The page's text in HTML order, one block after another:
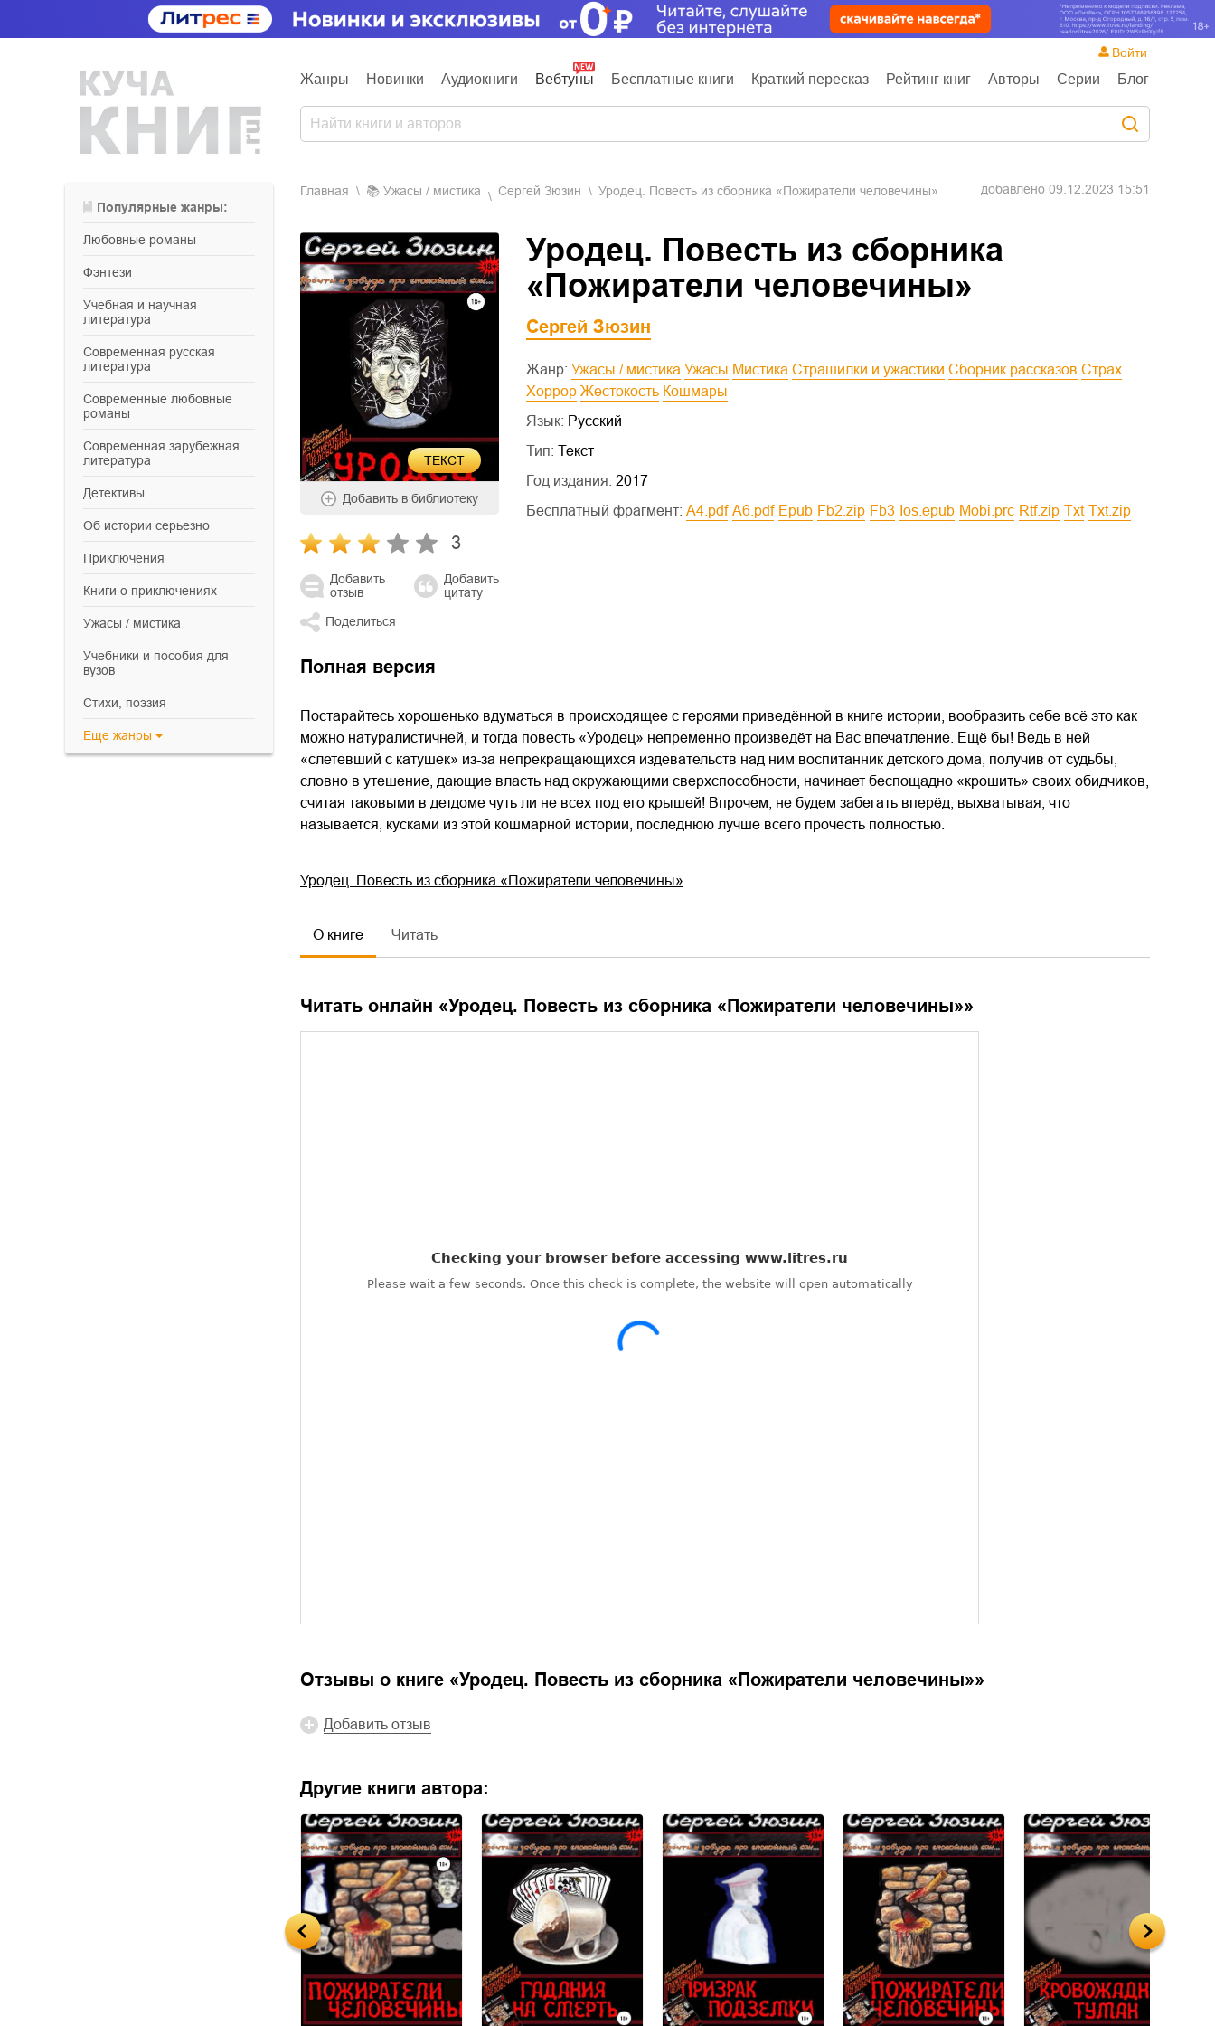
Жанры Новинки Аудиокниги Вебтуны Бесплатные книги Краткий пересказ Рейтинг книг Авторы Серии Блог
Войти
Популярные жанры:
любовные романы
фэнтези
учебная и научная
литература
современная русская
литература
современные любовные
романы
современная зарубежная
литература
детективы
об истории серьезно
приключения
книги о приключениях
ужасы / мистика
учебники и пособия для
вузов
cтихи, поэзия
Еще жанры
Главная 📚 ужасы / мистика Сергей Зюзин Уродец. Повесть из сборника «Пожиратели человечины» добавлено 09.12.2023 15:51
ТЕКСТ
Добавить в библиотеку
3
Добавить
отзыв
Добавить
цитату
Поделиться
Уродец. Повесть из сборника
«Пожиратели человечины»
Сергей Зюзин
Жанр: Ужасы / мистика Ужасы Мистика Страшилки и ужастики Сборник рассказов
Страх
Хоррор
Жестокость
Кошмары
Язык: Русский
Тип: Текст
Год издания: 2017
Бесплатный фрагмент:
a4.pdf a6.pdf epub fb2.zip fb3 ios.epub mobi.prc rtf.zip txt txt.zip
Полная версия
Постарайтесь хорошенько вдуматься в происходящее с героями приведённой в книге истории, вообразить себе всё это как
можно натуралистичней, и тогда повесть «Уродец» непременно произведёт на Вас впечатление. Ещё бы! Ведь в ней
«слетевший с катушек» из-за непрекращающихся издевательств над ним воспитанник детского дома, получив от судьбы,
словно в утешение, дающие власть над окружающими сверхспособности, начинает беспощадно «крошить» своих обидчиков,
считая таковыми в детдоме чуть ли не всех под его крышей! Впрочем, не будем забегать вперёд, выхватывая, что
называется, кусками из этой кошмарной истории, последнюю лучше всего прочесть полностью.
Уродец. Повесть из сборника «Пожиратели человечины»
О книге Читать
Читать онлайн «Уродец. Повесть из сборника «Пожиратели человечины»»
Отзывы о книге «Уродец. Повесть из сборника «Пожиратели человечины»»
Добавить отзыв
Другие книги автора: